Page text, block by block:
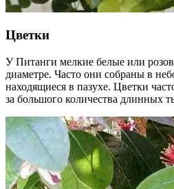
Цветки
У Питанги мелкие белые или
диаметре. Часто они собраны в
находящиеся в пазухе. Цветки
за большого количества длинных